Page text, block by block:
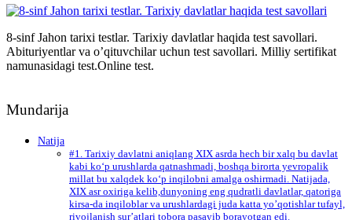
8-sinf Jahon tarixi testlar. Tarixiy davlatlar haqida test savollari.
Abituriyentlar va o’qituvchilar uchun test savollari. Milliy sertifikat
namunasidagi test.Online test.
Mundarija
Natija
#1. Tarixiy davlatni aniqlang XIX asrda hech bir xalq bu davlat
kabi ko‘p urushlarda qatnashmadi, boshqa birorta yevropalik
millat bu xalqdek ko‘p inqilobni amalga oshirmadi. Natijada,
XIX asr oxiriga kelib,dunyoning eng qudratli davlatlar, qatoriga
kirsa-da inqiloblar va urushlardagi juda katta yo’qotishlar tufayl,
rivojlanish sur’atlari tobora pasayib borayotgan edi.